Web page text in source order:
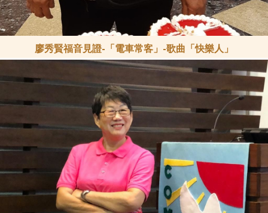
廖秀賢福音見證-「電車常客」-歌曲「快樂人」